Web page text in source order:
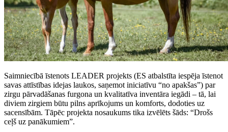
Saimniecībā īstenots LEADER projekts (ES atbalstīta iespēja īstenot
savas attīstības idejas laukos, saņemot iniciatīvu “no apakšas”) par
zirgu pārvadāšanas furgona un kvalitatīva inventāra iegādi – tā, lai
diviem zirgiem būtu pilns aprīkojums un komforts, dodoties uz
sacensībām. Tāpēc projekta nosaukums tika izvēlēts šāds: “Drošs
ceļš uz panākumiem”.